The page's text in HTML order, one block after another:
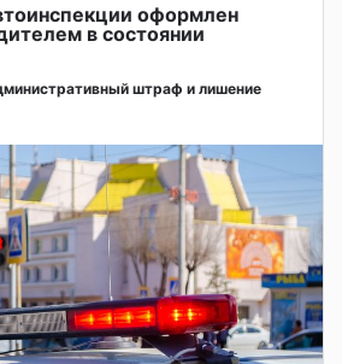
оформлен
в состоянии
штраф и лишение